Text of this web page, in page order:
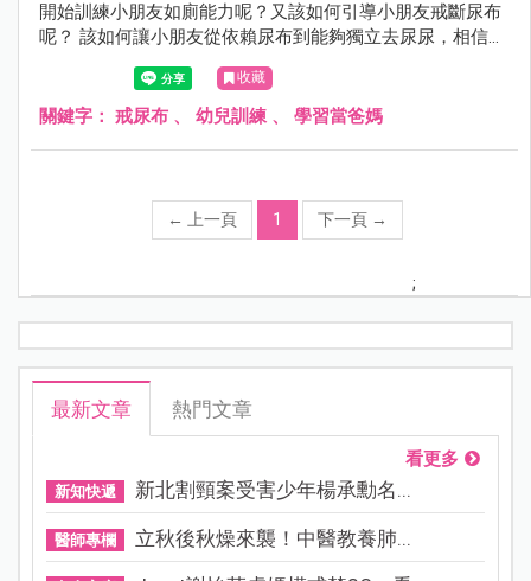
開始訓練小朋友如廁能力呢？又該如何引導小朋友戒斷尿布
呢？ 該如何讓小朋友從依賴尿布到能夠獨立去尿尿，相信這
段時間絕對是家長們十分頭痛的地方，讓我們深入了解該怎
麼一起解決這方面的問題吧！
收藏
關鍵字： 戒尿布 、 幼兒訓練 、 學習當爸媽
← 上一頁 1 下一頁 →
;
最新文章 熱門文章
看更多
新知快遞 新北割頸案受害少年楊承勳名...
醫師專欄 立秋後秋燥來襲！中醫教養肺...